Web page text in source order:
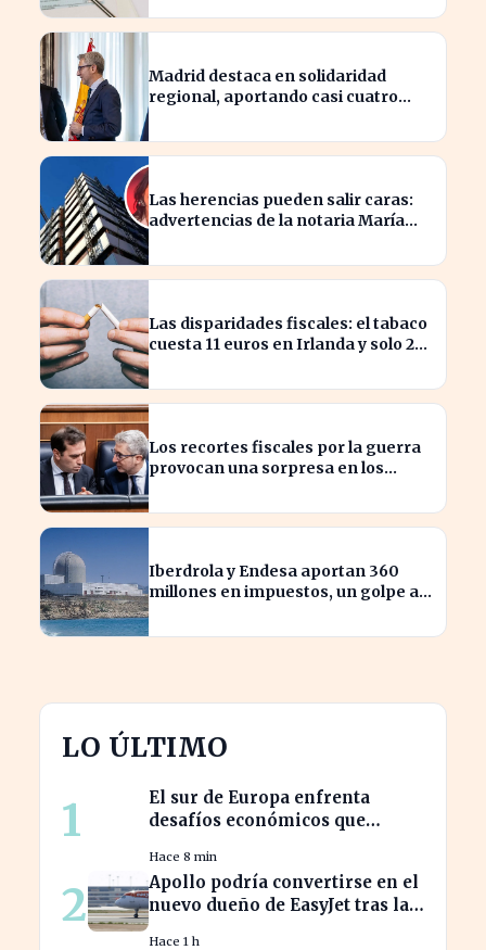
Madrid destaca en solidaridad
regional, aportando casi cuatro
Las herencias pueden salir caras:
advertencias de la notaria María
Las disparidades fiscales: el tabaco
cuesta 11 euros en Irlanda y solo 2
Los recortes fiscales por la guerra
provocan una sorpresa en los
Iberdrola y Endesa aportan 360
millones en impuestos, un golpe al
LO ÚLTIMO
1
El sur de Europa enfrenta
desafíos económicos que
norte
Hace 8 min
2
Apollo podría convertirse en el
nuevo dueño de EasyJet tras la
Hace 1 h